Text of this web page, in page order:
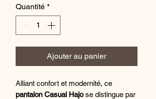
Quantité *
Ajouter au panier
Alliant confort et modernité, ce
pantalon Casual Hajose distingue par